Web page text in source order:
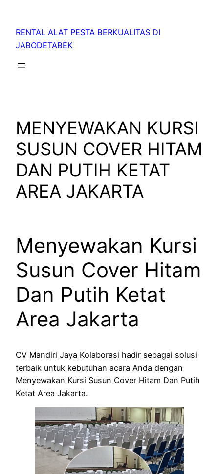
RENTAL ALAT PESTA BERKUALITAS DI
JABODETABEK
MENYEWAKAN KURSI
SUSUN COVER HITAM
DAN PUTIH KETAT
AREA JAKARTA
Menyewakan Kursi
Susun Cover Hitam
Dan Putih Ketat
Area Jakarta
CV Mandiri Jaya Kolaborasi hadir sebagai solusi
terbaik untuk kebutuhan acara Anda dengan
Menyewakan Kursi Susun Cover Hitam Dan Putih
Ketat Area Jakarta.